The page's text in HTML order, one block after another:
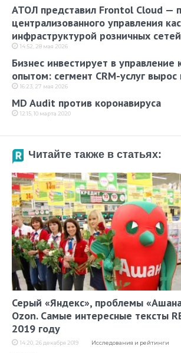
АТОЛ представил Frontol Cloud —
централизованного управления
инфраструктурой розничных сетей
14:52, 28 мая 2026
Бизнес инвестирует в управление
опытом: сегмент CRM-услуг вырос
16:23, 27 мая 2026
MD Audit против коронавируса
12:15, 10 марта 2020
Читайте также в статьях:
Серый «Яндекс», проблемы
Ozon. Самые интересные тексты
2019 году
14:20, 26 декабря 2019 Исследования и рейтинги